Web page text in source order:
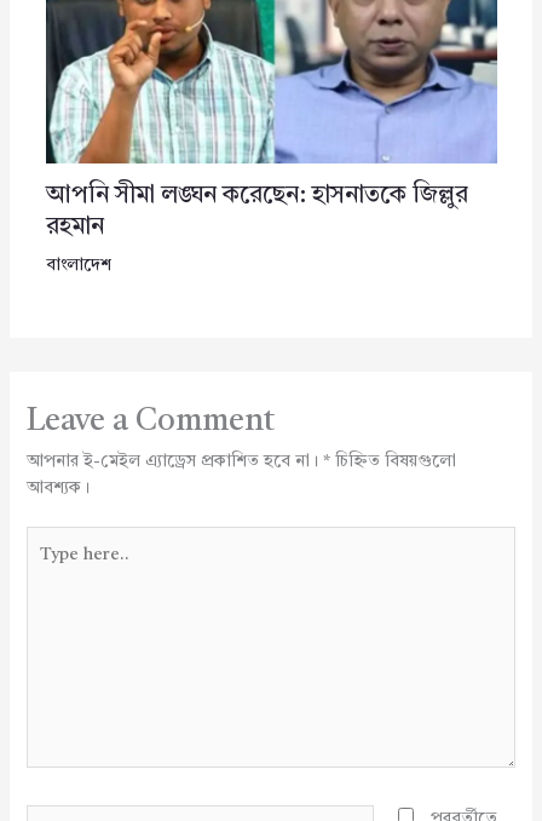
আপনি সীমা লঙ্ঘন করেছেন: হাসনাতকে জিল্লুর
রহমান
বাংলাদেশ
Leave a Comment
আপনার ই-মেইল এ্যাড্রেস প্রকাশিত হবে না। *চিহ্নিত বিষয়গুলো
আবশ্যক।
here..